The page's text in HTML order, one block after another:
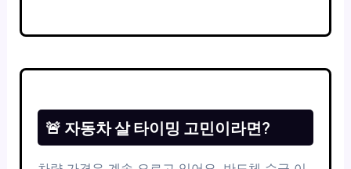
🚨 자동차 살 타이밍 고민이라면?